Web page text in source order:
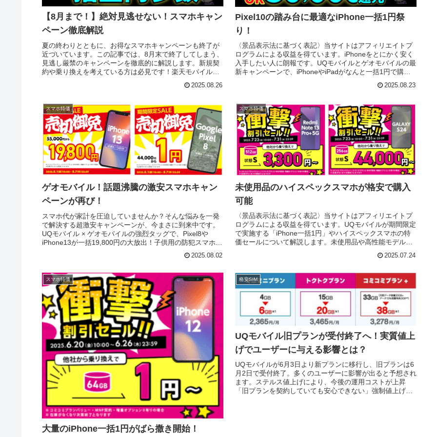
【8月まで！】絶対見逃せない！スマホキャン
ペーン徹底解説
夏の終わりとともに、お得なスマホキャンペーンも終了が
近づいています。この記事では、8月末で終了してしまう、
見逃し厳禁のキャンペーンを徹底的に解説します。新規契
約や乗り換えを考えている方は必見です！楽天モバイル
2025.08.26
Pixel10の踏み台に最適なiPhone一括1円祭
り！
〈景品表示法に基づく表記〉当サイトはアフィリエイトプ
ログラムによる収益を得ています。iPhoneをとにかく安く
入手したい人に朗報です。UQモバイルとゲオモバイルの最
新キャンペーンで、iPhoneやiPadがなんと一括1円で購入
2025.08.23
スマホ特価
ゲオモバイル！話題沸騰の激安スマホキャン
ペーンが再び！
スマホ代が家計を圧迫していませんか？そんな悩みを一発
で解決する超激安キャンペーンが、今まさに到来中です。
UQモバイル × ゲオモバイルの強烈タッグで、Pixel8や
iPhone13が一括19,800円の大放出！子供用の防犯スマホ、
2025.08.02
スマホ特価
未使用品のハイスペックスマホが格安で購入
可能
〈景品表示法に基づく表記〉当サイトはアフィリエイトプ
ログラムによる収益を得ています。UQモバイルが期間限定
で実施する「iPhone一括1円」やハイスペックスマホの特
価セールについて解説します。未使用品や高性能モデルが
2025.07.24
スマホ特価
大量のiPhone一括1円がばら撒き開始！
格安SIM
UQモバイル旧プランが受付終了へ！実質値上
げでユーザーに与える影響とは？
UQモバイルが6月3日より新プランに移行し、旧プランは6
月2日で受付終了。多くのユーザーに影響が出ると予想され
ます。ステルス値上げにより、今後の運用コストが上昇
「旧プランを契約していても安心できない」強制値上げの